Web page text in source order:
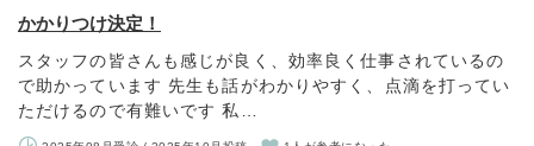
かかりつけ決定！
スタッフの皆さんも感じが良く、効率良く仕事されているの
で助かっています 先生も話がわかりやすく、点滴を打ってい
ただけるので有難いです 私…